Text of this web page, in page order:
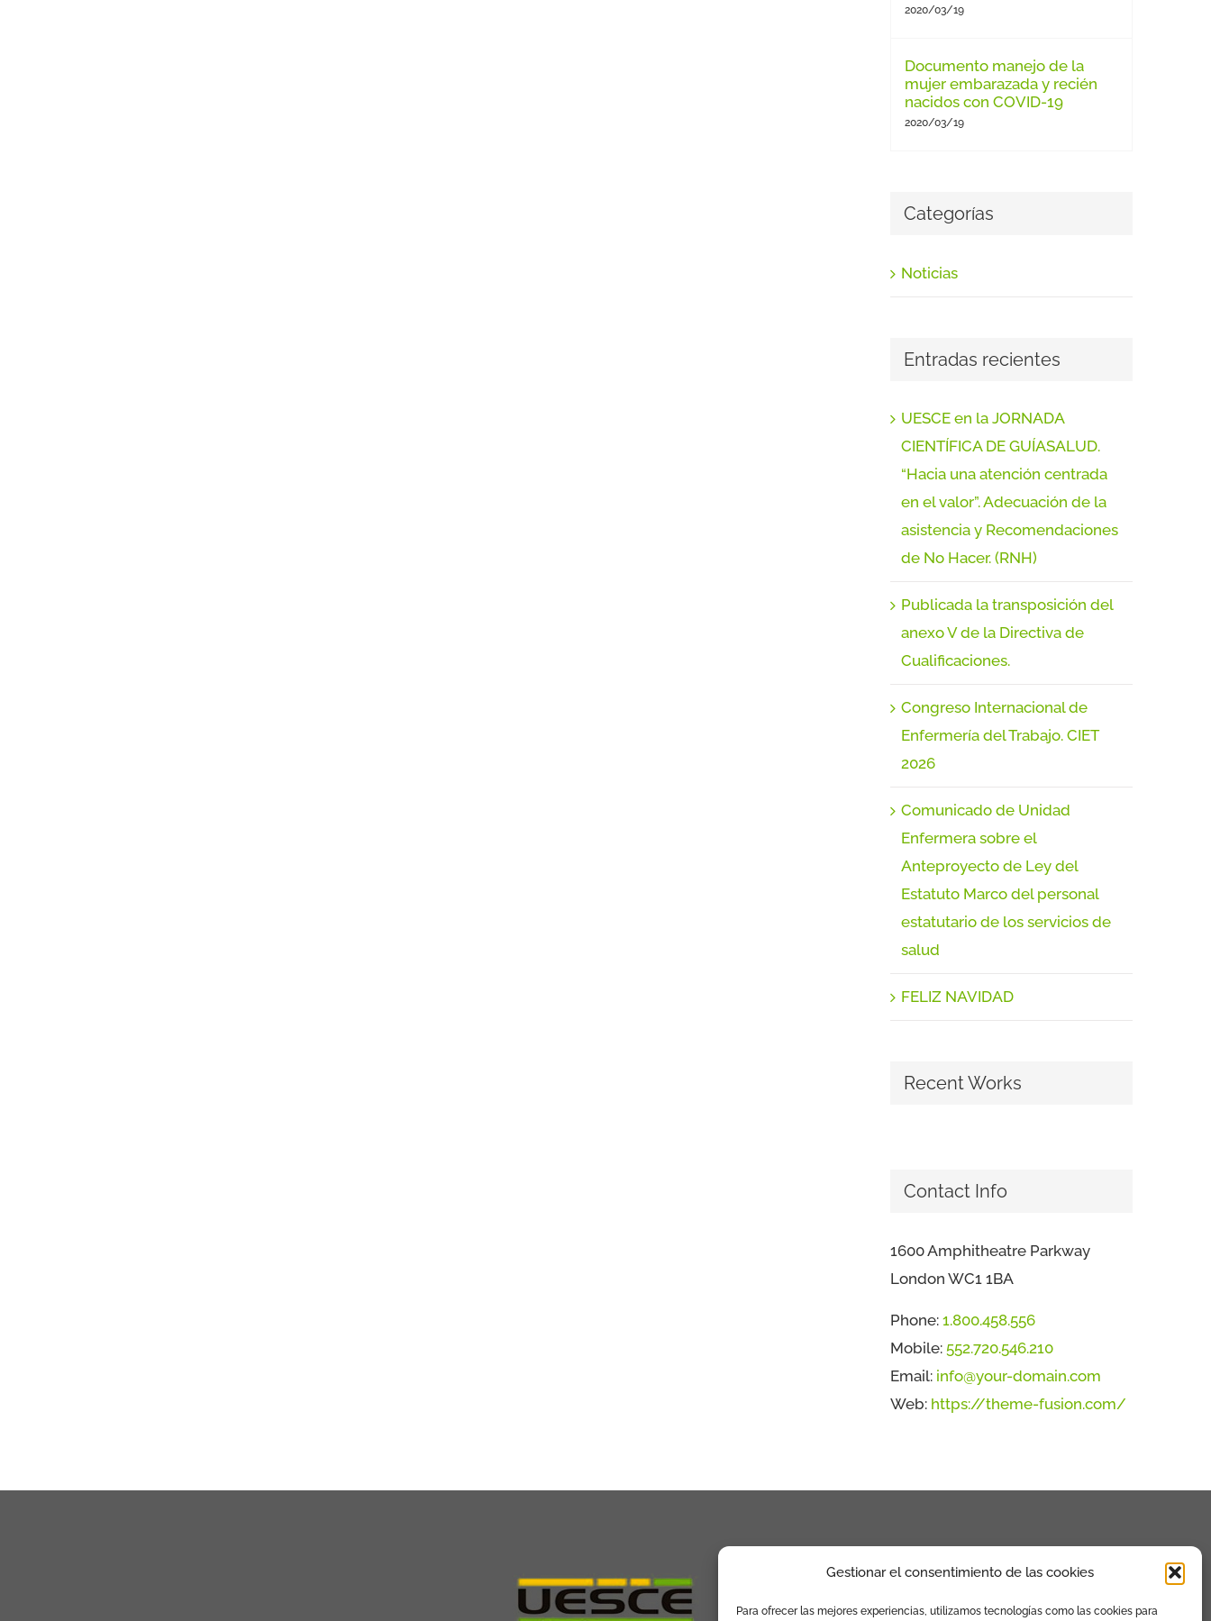
Gestionar el consentimiento de las cookies
Para ofrecer las mejores experiencias, utilizamos tecnologías como las cookies para
2020/03/19
Documento manejo de la
mujer embarazada y recién
nacidos con COVID-19
2020/03/19
Categorías
Noticias
Entradas recientes
UESCE en la JORNADA
CIENTÍFICA DE GUÍASALUD.
“Hacia una atención centrada
en el valor”. Adecuación de la
asistencia y Recomendaciones
de No Hacer. (RNH)
Publicada la transposición del
anexo V de la Directiva de
Cualificaciones.
Congreso Internacional de
Enfermería del Trabajo. CIET
2026
Comunicado de Unidad
Enfermera sobre el
Anteproyecto de Ley del
Estatuto Marco del personal
estatutario de los servicios de
salud
FELIZ NAVIDAD
Recent Works
Contact Info
1600 Amphitheatre Parkway
London WC1 1BA
Phone: 1.800.458.556
Mobile: 552.720.546.210
Email: info@your-domain.com
Web: https://theme-fusion.com/